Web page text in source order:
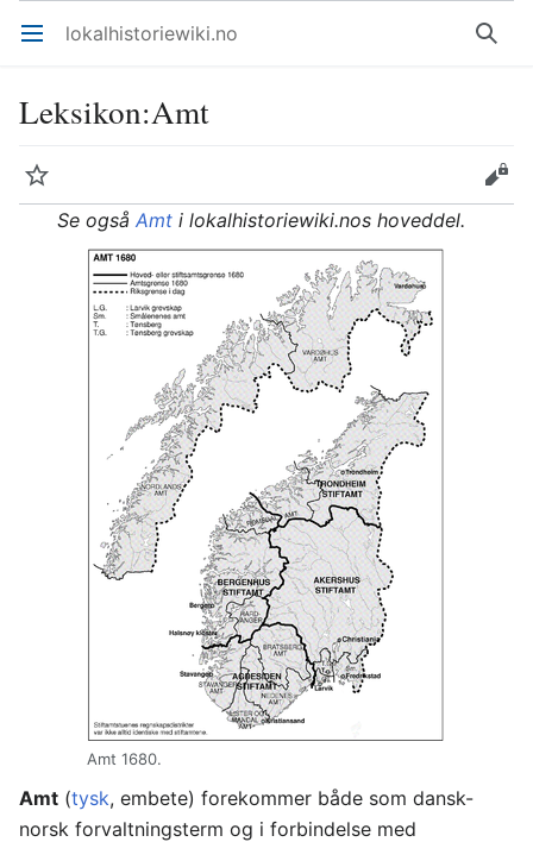
Åpne hovedmenyen lokalhistoriewiki.no Søk
Leksikon:Amt
Overvåk
Rediger
Se også Amt i lokalhistoriewiki.nos hoveddel.
Amt 1680.
Amt (tysk, embete) forekommer både som dansk-
norsk forvaltningsterm og i forbindelse med